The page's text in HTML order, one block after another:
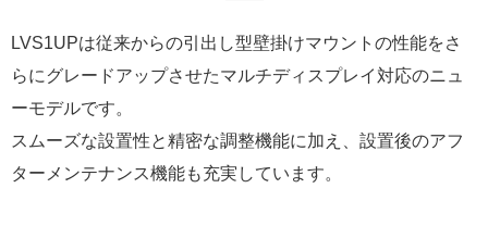
LVS1UPは従来からの引出し型壁掛けマウントの性能をさ
らにグレードアップさせたマルチディスプレイ対応のニュ
ーモデルです。
スムーズな設置性と精密な調整機能に加え、設置後のアフ
ターメンテナンス機能も充実しています。